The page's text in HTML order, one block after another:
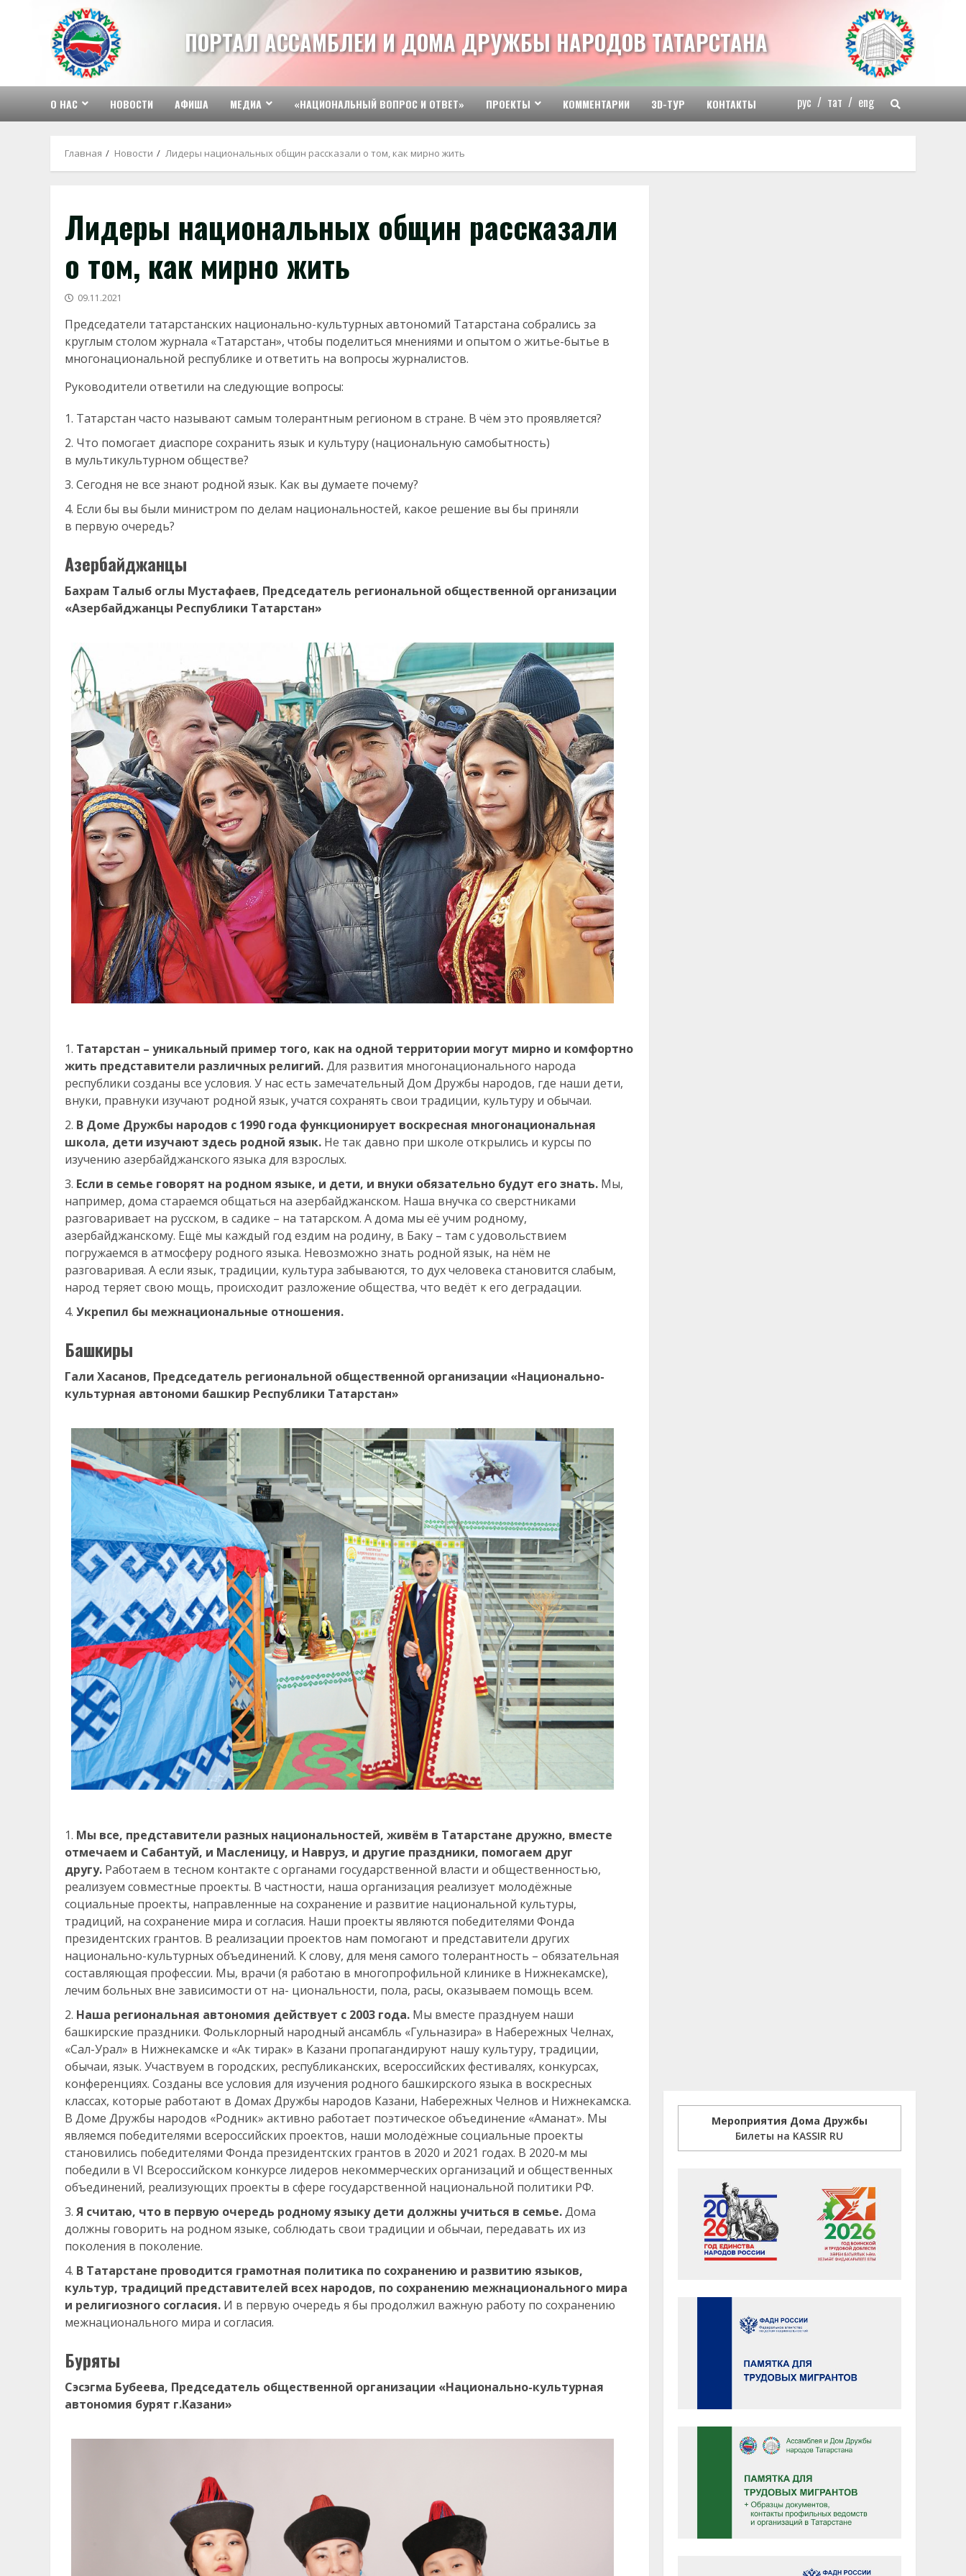
содержимому
ПОРТАЛ АССАМБЛЕИ И ДОМА ДРУЖБЫ НАРОДОВ ТАТАРСТАНА
О НАС НОВОСТИ АФИША МЕДИА «НАЦИОНАЛЬНЫЙ ВОПРОС И ОТВЕТ» ПРОЕКТЫ КОММЕНТАРИИ 3D-ТУР КОНТАКТЫ рус / тат / eng
Главная Новости Лидеры национальных общин рассказали о том, как мирно жить
Лидеры национальных общин рассказали
о том, как мирно жить
09.11.2021
Председатели татарстанских национально-культурных автономий Татарстана собрались за
круглым столом журнала «Татарстан», чтобы поделиться мнениями и опытом о житье-бытье в
многонациональной республике и ответить на вопросы журналистов.
Руководители ответили на следующие вопросы:
Татарстан часто называют самым толерантным регионом в стране. В чём это проявляется?
Что помогает диаспоре сохранить язык и культуру (национальную самобытность)
в мультикультурном обществе?
Сегодня не все знают родной язык. Как вы думаете почему?
Если бы вы были министром по делам национальностей, какое решение вы бы приняли
в первую очередь?
Азербайджанцы
Бахрам Талыб оглы Мустафаев, Председатель региональной общественной организации
«Азербайджанцы Республики Татарстан»
Татарстан – уникальный пример того, как на одной территории могут мирно и комфортно
жить представители различных религий.Для развития многонационального народа
республики созданы все условия. У нас есть замечательный Дом Дружбы народов, где наши дети,
внуки, правнуки изучают родной язык, учатся сохранять свои традиции, культуру и обычаи.
В Доме Дружбы народов с 1990 года функционирует воскресная многонациональная
школа, дети изучают здесь родной язык. Не так давно при школе открылись и курсы по
изучению азербайджанского языка для взрослых.
Если в семье говорят на родном языке, и дети, и внуки обязательно будут его знать. Мы,
например, дома стараемся общаться на азербайджанском. Наша внучка со сверстниками
разговаривает на русском, в садике – на татарском. А дома мы её учим родному,
азербайджанскому. Ещё мы каждый год ездим на родину, в Баку – там с удовольствием
погружаемся в атмосферу родного языка. Невозможно знать родной язык, на нём не
разговаривая. А если язык, традиции, культура забываются, то дух человека становится слабым,
народ теряет свою мощь, происходит разложение общества, что ведёт к его деградации.
Укрепил бы межнациональные отношения.
Башкиры
Гали Хасанов, Председатель региональной общественной организации «Национально-
культурная автономи башкир Республики Татарстан»
Мы все, представители разных национальностей, живём в Татарстане дружно, вместе
отмечаем и Сабантуй, и Масленицу, и Навруз, и другие праздники, помогаем друг
другу. Работаем в тесном контакте с органами государственной власти и общественностью,
реализуем совместные проекты. В частности, наша организация реализует молодёжные
социальные проекты, направленные на сохранение и развитие национальной культуры,
традиций, на сохранение мира и согласия. Наши проекты являются победителями Фонда
президентских грантов. В реализации проектов нам помогают и представители других
национально-культурных объединений. К слову, для меня самого толерантность – обязательная
составляющая профессии. Мы, врачи (я работаю в многопрофильной клинике в Нижнекамске),
лечим больных вне зависимости от на- циональности, пола, расы, оказываем помощь всем.
Наша региональная автономия действует с 2003 года. Мы вместе празднуем наши
башкирские праздники. Фольклорный народный ансамбль «Гульназира» в Набережных Челнах,
«Сал-Урал» в Нижнекамске и «Ак тирак» в Казани пропагандируют нашу культуру, традиции,
обычаи, язык. Участвуем в городских, республиканских, всероссийских фестивалях, конкурсах,
конференциях. Созданы все условия для изучения родного башкирского языка в воскресных
классах, которые работают в Домах Дружбы народов Казани, Набережных Челнов и Нижнекамска.
В Доме Дружбы народов «Родник» активно работает поэтическое объединение «Аманат». Мы
являемся победителями всероссийских проектов, наши молодёжные социальные проекты
становились победителями Фонда президентских грантов в 2020 и 2021 годах. В 2020‑м мы
победили в VI Всероссийском конкурсе лидеров некоммерческих организаций и общественных
объединений, реализующих проекты в сфере государственной национальной политики РФ.
Я считаю, что в первую очередь родному языку дети должны учиться в семье.Дома
должны говорить на родном языке, соблюдать свои традиции и обычаи, передавать их из
поколения в поколение.
В Татарстане проводится грамотная политика по сохранению и развитию языков,
культур, традиций представителей всех народов, по сохранению межнационального мира
и религиозного согласия. И в первую очередь я бы продолжил важную работу по сохранению
межнационального мира и согласия.
Буряты
Сэсэгма Бубеева, Председатель общественной организации «Национально-культурная
автономия бурят г.Казани»
Мероприятия Дома Дружбы
Билеты на KASSIR RU